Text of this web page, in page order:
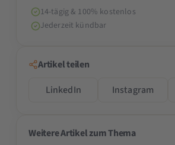
14-tägig & 100% kostenlos
Jederzeit kündbar
Artikel teilen
LinkedIn
Instagram
Weitere Artikel zum Thema